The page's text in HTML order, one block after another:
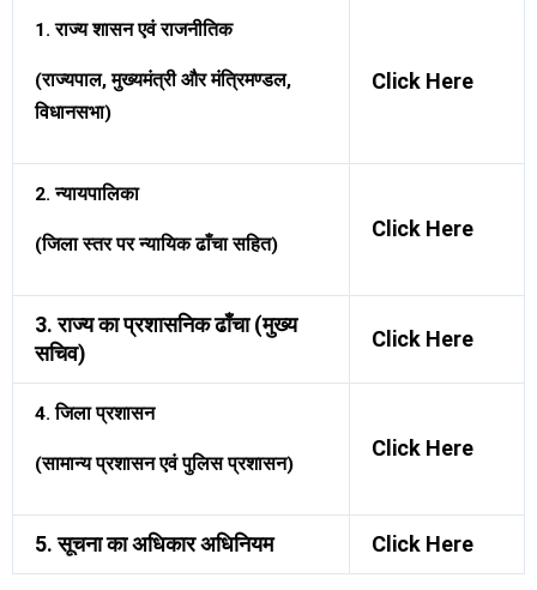
1. राज्य शासन एवं राजनीतिक
(राज्यपाल, मुख्यमंत्री और मंत्रिमण्डल,
विधानसभा)
Click Here
2. न्यायपालिका
(जिला स्तर पर न्यायिक ढाँचा सहित)
Click Here
3. राज्य का प्रशासनिक ढाँचा (मुख्य
सचिव)
Click Here
4. जिला प्रशासन
(सामान्य प्रशासन एवं पुलिस प्रशासन)
Click Here
5. सूचना का अधिकार अधिनियम Click Here